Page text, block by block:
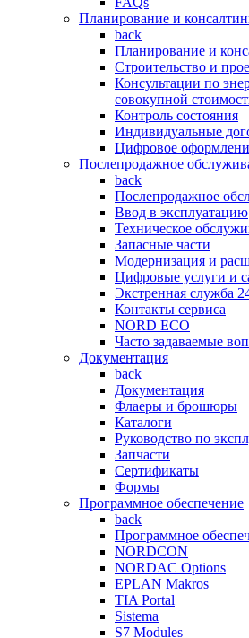
Планирование и
back
Планирование и
Строительство и
Консультации по
совокупной
Контроль состояния
Индивидуальные
Цифровое
Послепродажное
back
Послепродажное
Ввод в эксплуатацию
Техническое
Запасные части
Модернизация и
Цифровые услуги и
Экстренная служба
Контакты сервиса
NORD ECO
Часто задаваемые
Документация
back
Документация
Флаеры и брошюры
Каталоги
Руководство по
Запчасти
Сертификаты
Формы
Программное обеспечение
back
Программное
NORDCON
NORDAC Options
EPLAN Makros
TIA Portal
Sistema
S7 Modules